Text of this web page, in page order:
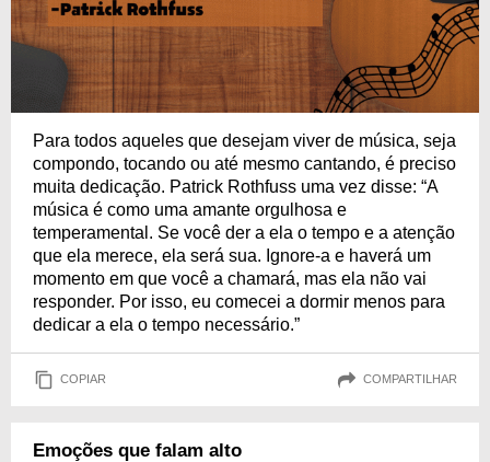
Para todos aqueles que desejam viver de música, seja
compondo, tocando ou até mesmo cantando, é preciso
muita dedicação. Patrick Rothfuss uma vez disse: “A
música é como uma amante orgulhosa e
temperamental. Se você der a ela o tempo e a atenção
que ela merece, ela será sua. Ignore-a e haverá um
momento em que você a chamará, mas ela não vai
responder. Por isso, eu comecei a dormir menos para
dedicar a ela o tempo necessário.”
COPIAR COMPARTILHAR
Emoções que falam alto